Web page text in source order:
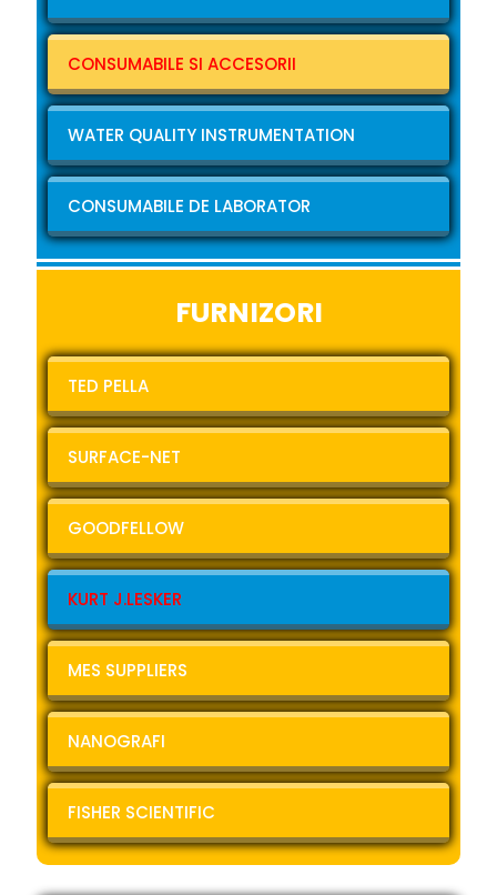
CONSUMABILE SI ACCESORII
WATER QUALITY INSTRUMENTATION
CONSUMABILE DE LABORATOR
FURNIZORI
TED PELLA
SURFACE-NET
GOODFELLOW
KURT J.LESKER
MES SUPPLIERS
NANOGRAFI
FISHER SCIENTIFIC